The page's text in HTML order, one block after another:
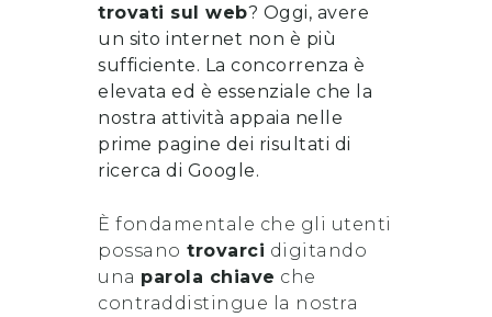
trovati sul web? Oggi, avere
un sito internet non è più
sufficiente. La concorrenza è
elevata ed è essenziale che la
nostra attività appaia nelle
prime pagine dei risultati di
ricerca di Google.
È fondamentale che gli utenti
possano trovarci digitando
una parola chiave che
contraddistingue la nostra